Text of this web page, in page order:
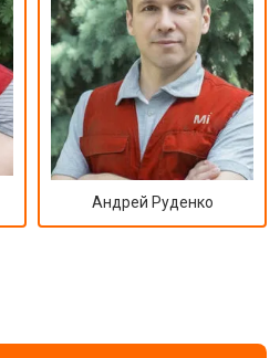
Андрей Руденко